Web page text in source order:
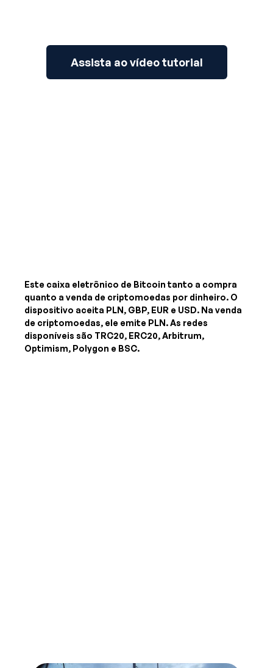
Assista ao vídeo tutorial
Este caixa eletrônico de Bitcoin tanto a compra
quanto a venda de criptomoedas por dinheiro. O
dispositivo aceita PLN, GBP, EUR e USD. Na venda
de criptomoedas, ele emite PLN. As redes
disponíveis são TRC20, ERC20, Arbitrum,
Optimism, Polygon e BSC.